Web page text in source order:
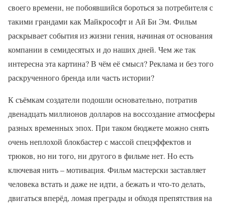
своего времени, не побоявшийся бороться за потребителя с
такими грандами как Майкрософт и Ай Би Эм. Фильм
раскрывает события из жизни гения, начиная от основания
компании в семидесятых и до наших дней. Чем же так
интересна эта картина? В чём её смысл? Реклама и без того
раскрученного бренда или часть истории?
К съёмкам создатели подошли основательно, потратив
двенадцать миллионов долларов на воссоздание атмосферы
разных временных эпох. При таком бюджете можно снять
очень неплохой блокбастер с массой спецэффектов и
трюков, но ни того, ни другого в фильме нет. Но есть
ключевая нить – мотивация. Фильм мастерски заставляет
человека встать и даже не идти, а бежать и что-то делать,
двигаться вперёд, ломая преграды и обходя препятствия на